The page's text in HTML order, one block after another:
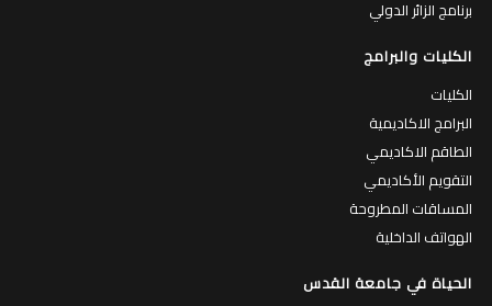
برنامج الزائر الدولي
الكليات والبرامج
الكليات
البرامج الاكاديمية
الطاقم الاكاديمي
التقويم الأكاديمي
المساقات المطروحة
الهواتف الداخلية
الحياة في جامعة القدس